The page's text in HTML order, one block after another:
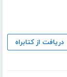
دریافت از کتابراه